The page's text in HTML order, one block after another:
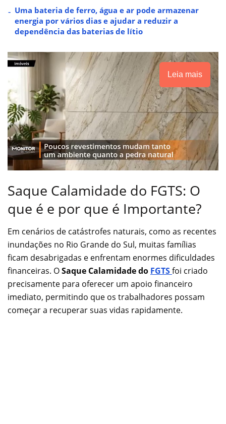
Uma bateria de ferro, água e ar pode armazenar
energia por vários dias e ajudar a reduzir a
dependência das baterias de lítio
Leia mais
Saque Calamidade do FGTS: O
que é e por que é Importante?
Em cenários de catástrofes naturais, como as recentes
inundações no Rio Grande do Sul, muitas famílias
ficam desabrigadas e enfrentam enormes dificuldades
financeiras. OSaque Calamidade do FGTSfoi criado
precisamente para oferecer um apoio financeiro
imediato, permitindo que os trabalhadores possam
começar a recuperar suas vidas rapidamente.